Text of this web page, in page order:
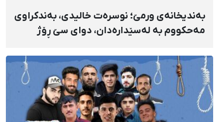
بەندیخانەی ورمێ؛ نوسرەت خالیدی، بەندکراوی
مەحکووم بە لەسێدارەدان، دوای سێ ڕۆژ
نەخۆشخانە گیانی لەدەست دا